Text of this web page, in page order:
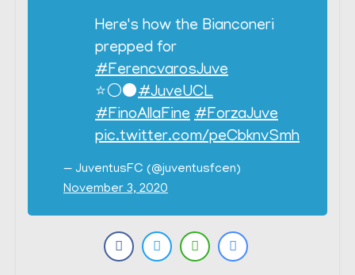
Here's how the Bianconeri
prepped for
#FerencvarosJuve
⭐⚪⚫#JuveUCL
#FinoAllaFine #ForzaJuve
pic.twitter.com/peCbknvSmh
— JuventusFC (@juventusfcen)
November 3, 2020